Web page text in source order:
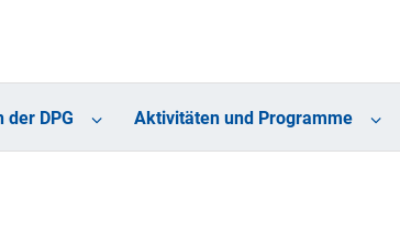
der DPG Aktivitäten und Programme